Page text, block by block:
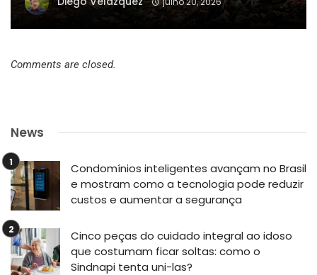
Comments are closed.
News
Condomínios inteligentes avançam no Brasil
e mostram como a tecnologia pode reduzir
custos e aumentar a segurança
Cinco peças do cuidado integral ao idoso
que costumam ficar soltas: como o
Sindnapi tenta uni-las?